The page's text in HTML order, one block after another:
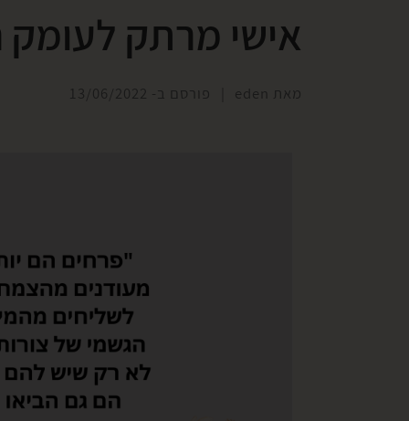
אישי מרתק לעומק
מאת eden פורסם ב- 13/06/2022